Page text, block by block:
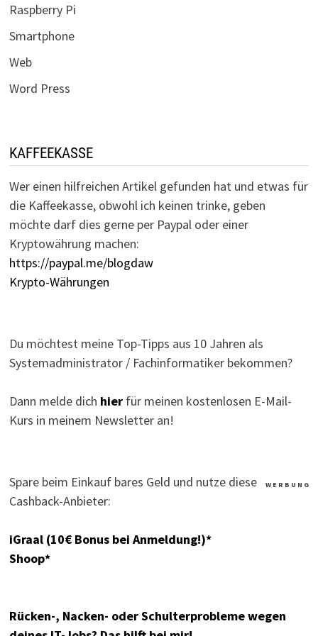
Raspberry Pi
Smartphone
Web
Word Press
KAFFEEKASSE
Wer einen hilfreichen Artikel gefunden hat und etwas für
die Kaffeekasse, obwohl ich keinen trinke, geben
möchte darf dies gerne per Paypal oder einer
Kryptowährung machen:
https://paypal.me/blogdaw
Krypto-Währungen
Du möchtest meine Top-Tipps aus 10 Jahren als
Systemadministrator / Fachinformatiker bekommen?
Dann melde dich hierfür meinen kostenlosen E-Mail-
Kurs in meinem Newsletter an!
W E R B U N G
Spare beim Einkauf bares Geld und nutze diese
Cashback-Anbieter:
iGraal (10€ Bonus bei Anmeldung!)*
Shoop*
Rücken-, Nacken- oder Schulterprobleme wegen